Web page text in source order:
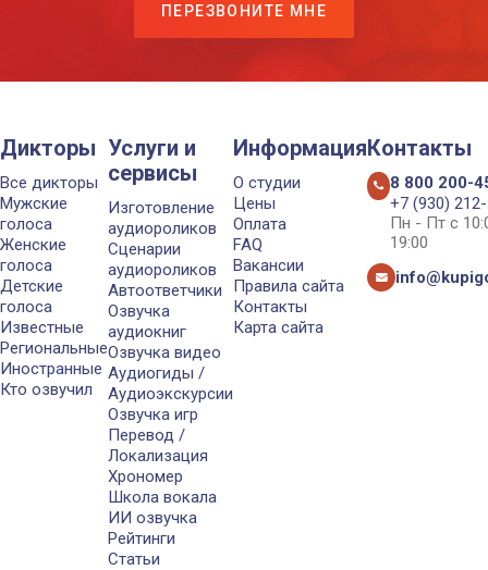
ПЕРЕЗВОНИТЕ МНЕ
Дикторы
Все дикторы
Мужские
голоса
Женские
голоса
Детские
голоса
Известные
Региональные
Иностранные
Кто озвучил
Услуги и
сервисы
Изготовление
аудиороликов
Сценарии
аудиороликов
Автоответчики
Озвучка
аудиокниг
Озвучка видео
Аудиогиды /
Аудиоэкскурсии
Озвучка игр
Перевод /
Локализация
Хрономер
Школа вокала
ИИ озвучка
Рейтинги
Статьи
Информация
О студии
Цены
Оплата
FAQ
Вакансии
Правила сайта
Контакты
Карта сайта
Контакты
8 800 200-
+7 (930)
Пн - Пт с
19:00